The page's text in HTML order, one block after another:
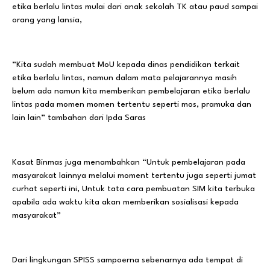
etika berlalu lintas mulai dari anak sekolah TK atau paud sampai
orang yang lansia,
“Kita sudah membuat MoU kepada dinas pendidikan terkait
etika berlalu lintas, namun dalam mata pelajarannya masih
belum ada namun kita memberikan pembelajaran etika berlalu
lintas pada momen momen tertentu seperti mos, pramuka dan
lain lain” tambahan dari Ipda Saras
Kasat Binmas juga menambahkan “Untuk pembelajaran pada
masyarakat lainnya melalui moment tertentu juga seperti jumat
curhat seperti ini, Untuk tata cara pembuatan SIM kita terbuka
apabila ada waktu kita akan memberikan sosialisasi kepada
masyarakat”
Dari lingkungan SPISS sampoerna sebenarnya ada tempat di